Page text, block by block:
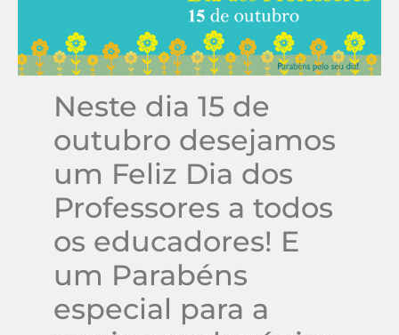
Neste dia 15 de
outubro desejamos
um Feliz Dia dos
Professores a todos
os educadores! E
um Parabéns
especial para a